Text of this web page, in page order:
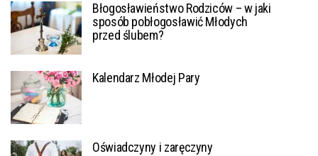
Błogosławieństwo Rodziców – w jaki
sposób pobłogosławić Młodych
przed ślubem?
Kalendarz Młodej Pary
Oświadczyny i zaręczyny